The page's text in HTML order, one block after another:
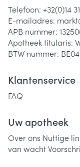
Telefoon: +32(0)14
E-mailadres:
APB nummer:
Apotheek titularis:
BTW nummer:
Klantenservice
FAQ
Uw apotheek
Over ons Nuttige
van wacht